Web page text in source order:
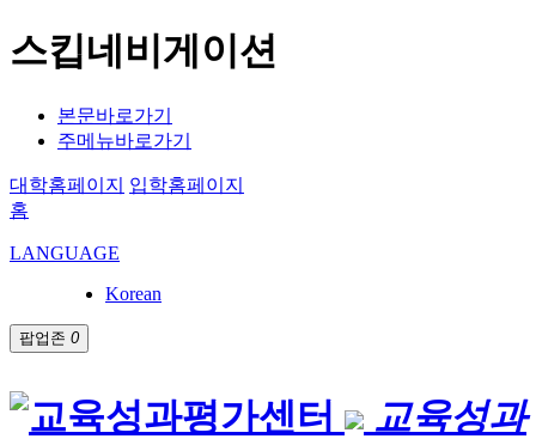
스킵네비게이션
본문바로가기
주메뉴바로가기
대학홈페이지
입학홈페이지
홈
LANGUAGE
Korean
팝업존 0
교육성과